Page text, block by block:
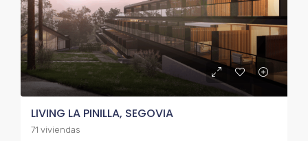
LIVING LA PINILLA, SEGOVIA
71 viviendas